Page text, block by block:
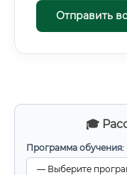
🎓
Программа обучения:
Отправить